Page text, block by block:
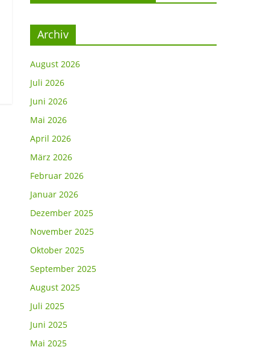
Archiv
August 2026
Juli 2026
Juni 2026
Mai 2026
April 2026
März 2026
Februar 2026
Januar 2026
Dezember 2025
November 2025
Oktober 2025
September 2025
August 2025
Juli 2025
Juni 2025
Mai 2025